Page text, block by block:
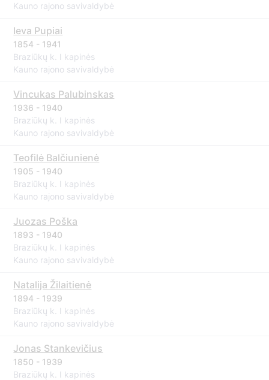
Kauno rajono savivaldybė
Ieva Pupiai
1854 - 1941
Braziūkų k. I kapinės
Kauno rajono savivaldybė
Vincukas Palubinskas
1936 - 1940
Braziūkų k. I kapinės
Kauno rajono savivaldybė
Teofilė Balčiunienė
1905 - 1940
Braziūkų k. I kapinės
Kauno rajono savivaldybė
Juozas Poška
1893 - 1940
Braziūkų k. I kapinės
Kauno rajono savivaldybė
Natalija Žilaitienė
1894 - 1939
Braziūkų k. I kapinės
Kauno rajono savivaldybė
Jonas Stankevičius
1850 - 1939
Braziūkų k. I kapinės